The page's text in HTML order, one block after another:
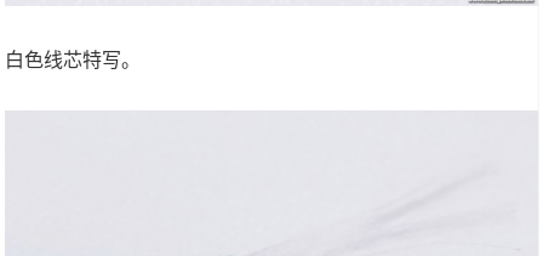
白色线芯特写。